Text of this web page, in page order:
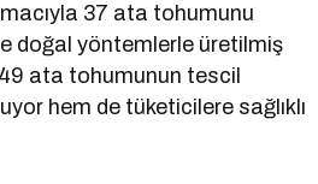
37 ata tohumunu
doğal yöntemlerle üretilmiş
ata tohumunun tescil
hem de tüketicilere sağlıklı